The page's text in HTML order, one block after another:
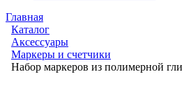
Главная
Каталог
Аксессуары
Маркеры и счетчики
Набор маркеров из полимерной